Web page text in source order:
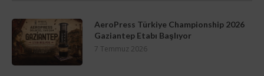
AeroPress Türkiye Championship 2026
Gaziantep Etabı Başlıyor
7 Temmuz 2026